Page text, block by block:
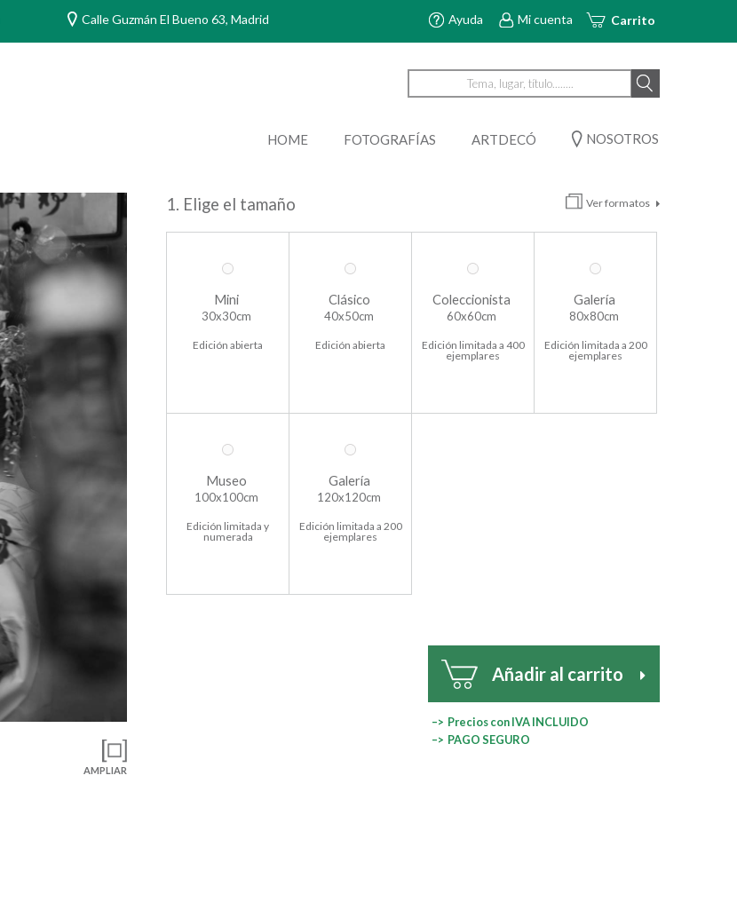
Carrito
Mi cuenta
Ayuda
Calle Guzmán El Bueno 63, Madrid
NOSOTROS
ARTDECÓ
FOTOGRAFÍAS
HOME
AMPLIAR
Ver formatos
1. Elige el tamaño
Mini
30x30cm
Edición abierta
Clásico
40x50cm
Edición abierta
Coleccionista
60x60cm
Edición limitada a 400
ejemplares
Galería
80x80cm
Edición limitada a 200
ejemplares
Museo
100x100cm
Edición limitada y
numerada
Galería
120x120cm
Edición limitada a 200
ejemplares
Añadir al carrito
–> Precios con IVA INCLUIDO
–> PAGO SEGURO